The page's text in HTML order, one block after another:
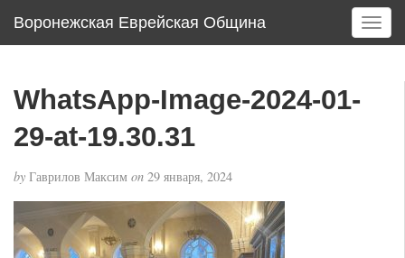
Воронежская Еврейская Община
T
o
WhatsApp-Image-2024-01-
29-at-19.30.31
by Гаврилов Максим on 29 января, 2024